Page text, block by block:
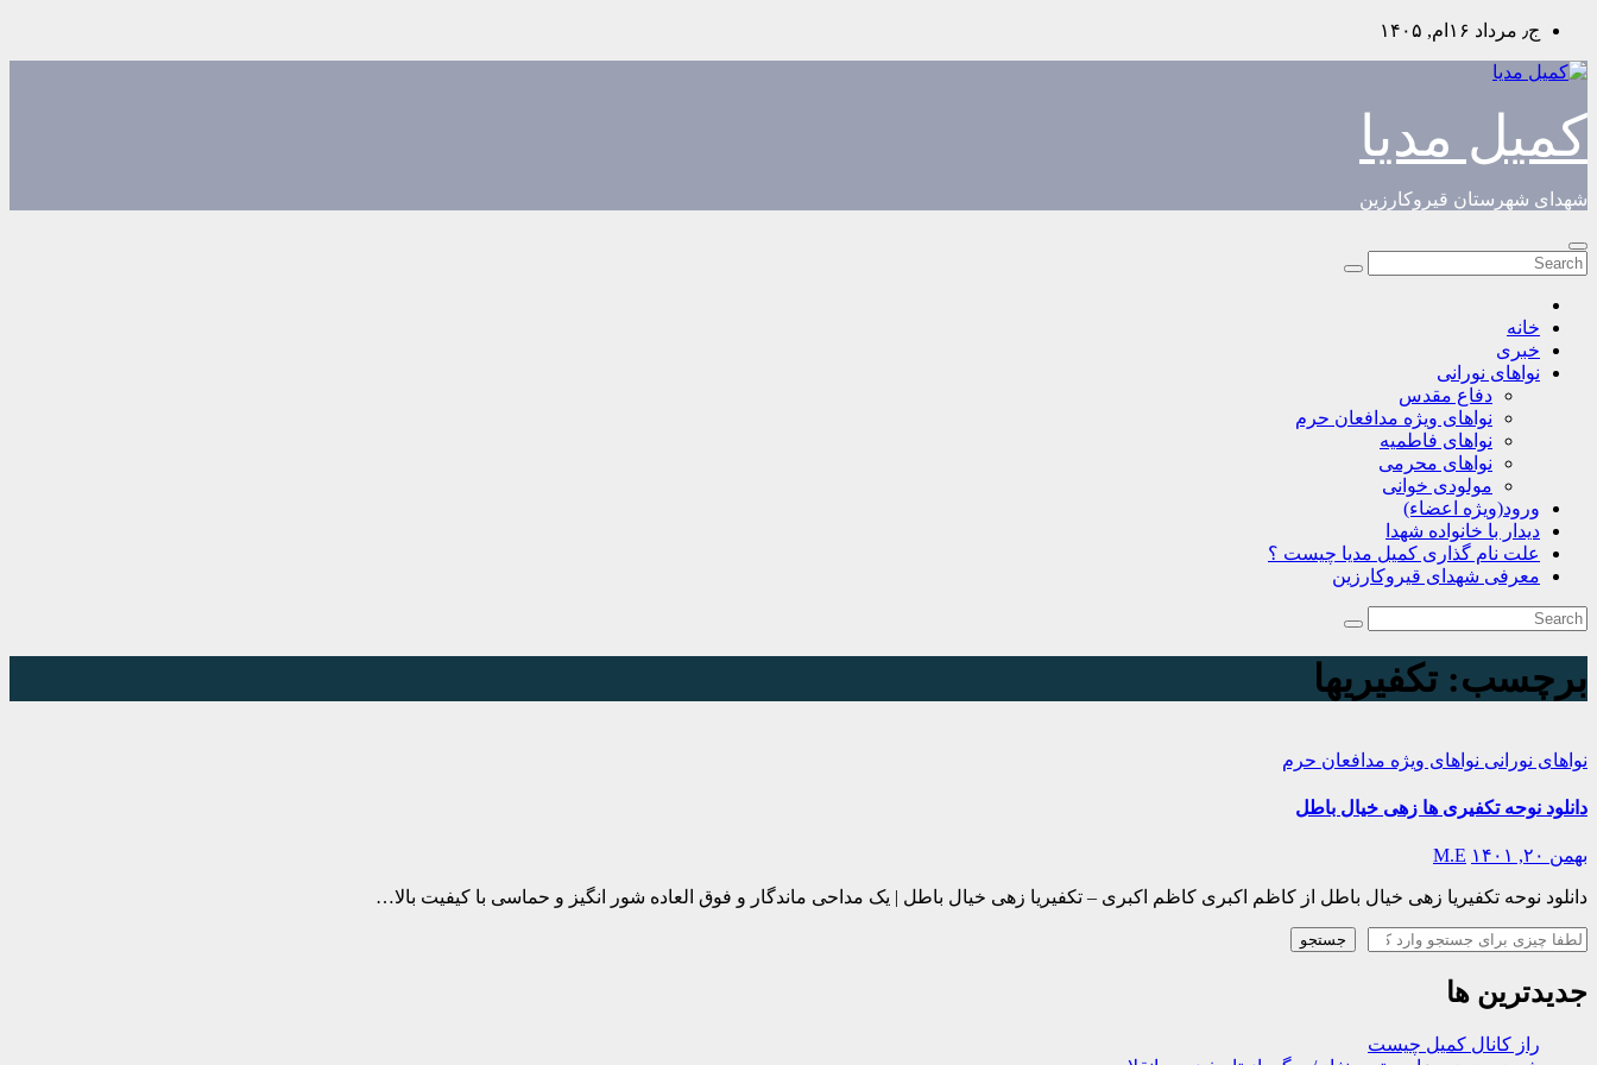
Skip
content
ج٫ مرداد ۱۶ام, ۱۴۰۵
کمیل مدیا
شهدای شهرستان قیروکارزین
خانه
خبری
نواهای نورانی
دفاع مقدس
نواهای ویژه مدافعان حرم
نواهای فاطمیه
نواهای محرمی
مولودی خوانی
ورود(ویژه اعضاء)
دیدار با خانواده شهدا
علت نام گذاری کمیل مدیا چیست ؟
معرفی شهدای قیروکارزین
برچسب: تکفیریها
نواهای نورانی نواهای ویژه مدافعان حرم
دانلود نوحه تکفیری ها زهی خیال باطل
بهمن ۲۰, ۱۴۰۱ M.E
دانلود نوحه تکفیریا زهی خیال باطل از کاظم اکبری کاظم اکبری – تکفیریا زهی خیال باطل | یک مداحی ماندگار و فوق العاده شور انگیز و حماسی با کیفیت بالا…
جستجو
جستجو
جدیدترین ها
راز کانال کمیل چیست